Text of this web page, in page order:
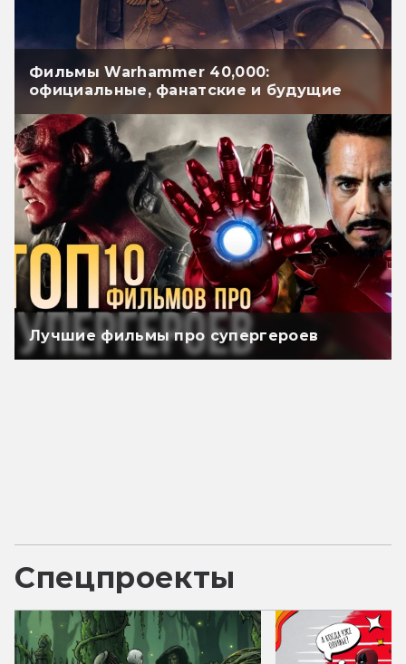
Фильмы Warhammer 40,000:
официальные, фанатские и будущие
Лучшие фильмы про супергероев
Спецпроекты